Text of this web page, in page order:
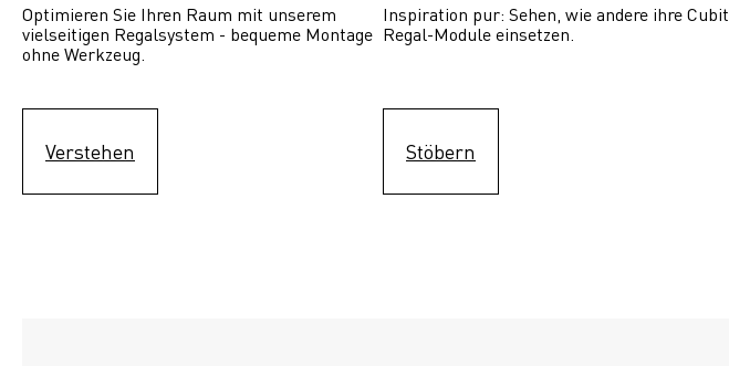
Optimieren Sie Ihren Raum mit unserem
vielseitigen Regalsystem - bequeme Montage
ohne Werkzeug.
Verstehen
Inspiration pur: Sehen, wie andere ihre Cubit
Regal-Module einsetzen.
Stöbern